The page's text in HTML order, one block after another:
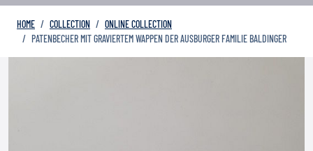
HOME COLLECTION
ONLINE COLLECTION
PATENBECHER MIT GRAVIERTEM WAPPEN DER AUSBURGER FAMILIE BALDINGER